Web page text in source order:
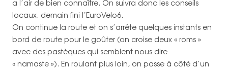
a l’air de bien connaître. On suivra donc les conseils
locaux, demain fini l’EuroVelo6.
On continue la route et on s’arrête quelques instants en
bord de route pour le goûter (on croise deux « roms »
avec des pastèques qui semblent nous dire
« namaste »). En roulant plus loin, on passe à côté d’un